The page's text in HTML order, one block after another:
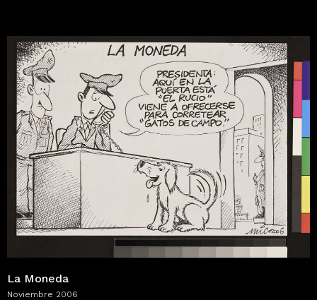
La Moneda
Noviembre 2006